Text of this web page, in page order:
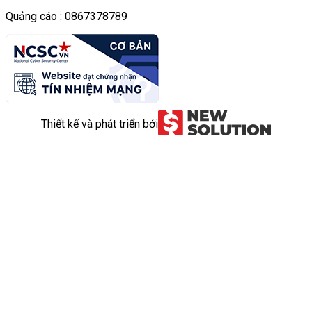
Quảng cáo : 0867378789
Thiết kế và phát triển bởi